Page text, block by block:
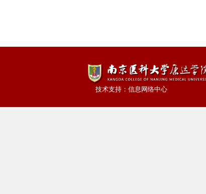
技术支持：信息网络中心